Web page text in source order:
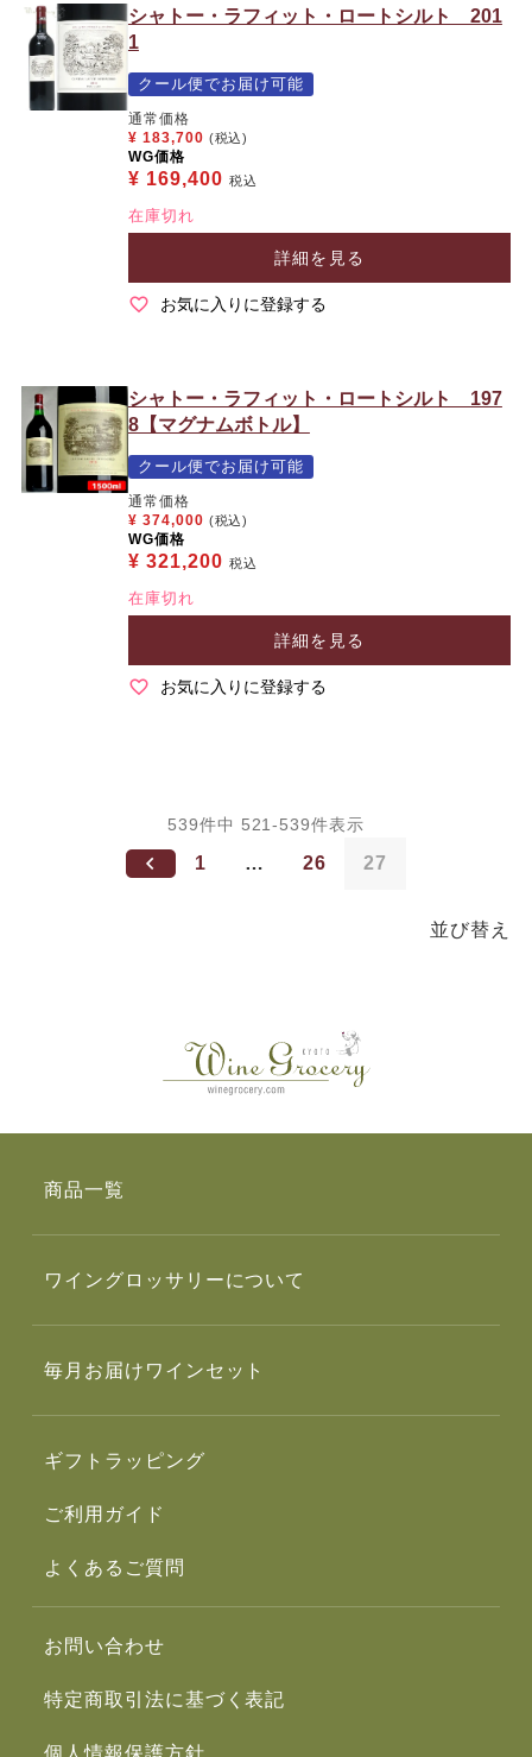
シャトー・ラフィット・ロートシルト 201
1
クール便でお届け可能
通常価格
¥ 183,700 (税込)
WG価格
¥ 169,400 税込
在庫切れ
詳細を見る
お気に入りに登録する
シャトー・ラフィット・ロートシルト 197
8【マグナムボトル】
クール便でお届け可能
通常価格
¥ 374,000 (税込)
WG価格
¥ 321,200 税込
在庫切れ
詳細を見る
お気に入りに登録する
並び替え
539件中 521-539件表示
1 … 26 27
商品一覧
ワイングロッサリーについて
毎月お届けワインセット
ギフトラッピング
ご利用ガイド
よくあるご質問
お問い合わせ
特定商取引法に基づく表記